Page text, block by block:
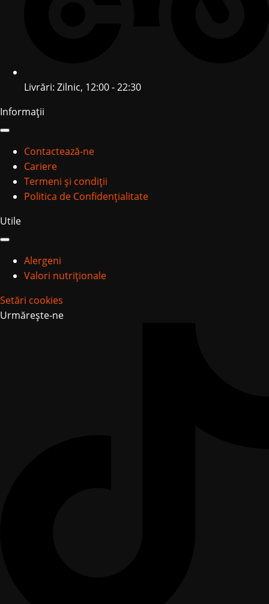
Livrări: Zilnic, 12:00 - 22:30
Informații
Contactează-ne
Cariere
Termeni și condiții
Politica de Confidențialitate
Utile
Alergeni
Valori nutriționale
Setări cookies
Urmărește-ne